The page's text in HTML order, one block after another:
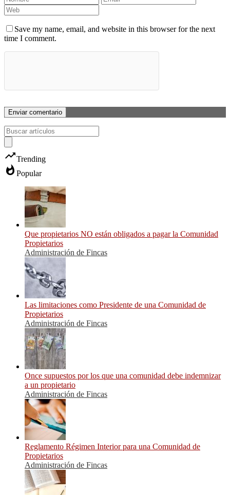
Save my name, email, and website in this browser for the next
time I comment.
trending_upTrending
whatshot Popular
Que propietarios NO están obligados a pagar la Comunidad
Propietarios
Administración de Fincas
Las limitaciones como Presidente de una Comunidad de
Propietarios
Administración de Fincas
Once supuestos por los que una comunidad debe indemnizar
a un propietario
Administración de Fincas
Reglamento Régimen Interior para una Comunidad de
Propietarios
Administración de Fincas